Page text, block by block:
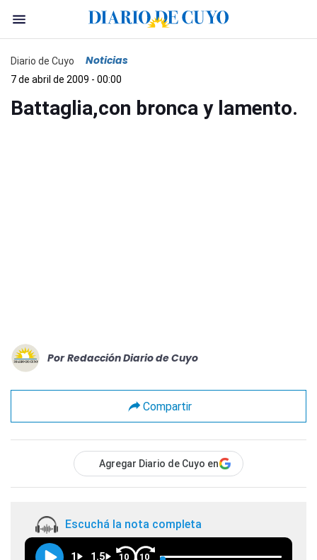
Diario de Cuyo Noticias
7 de abril de 2009 - 00:00
Battaglia,con bronca y lamento.
Por Redacción Diario de Cuyo
Compartir
Agregar Diario de Cuyo en
Escuchá la nota completa
1 1.5 10 10